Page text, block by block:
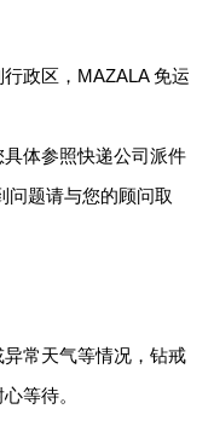
政区，MAZALA 免运
体参照快递公司派件
问题请与您的顾问取
常天气等情况，钻戒
等待。